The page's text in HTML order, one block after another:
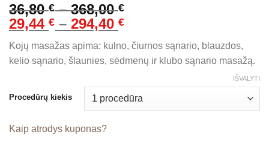
36,80€ – 368,00€Price
range:
36,80 €
through
368,00 €
29,44 € – 294,40 €Price
range:
29,44 €
through
Kojų masažas apima: kulno, čiurnos sąnario, blauzdos,
kelio sąnario, šlaunies, sėdmenų ir klubo sąnario masažą.
Procedūrų kiekis
IŠVALYTI
Kaip atrodys kuponas?